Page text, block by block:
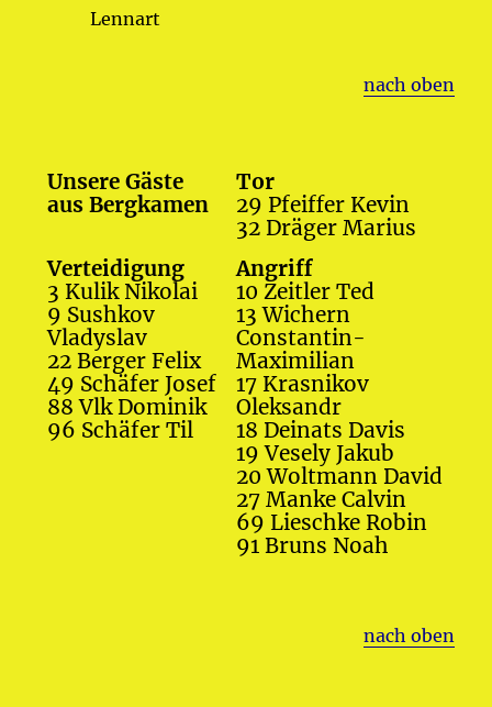
Lennart
nach oben
Unsere Gäste
aus Bergkamen
Tor
29 Pfeiffer Kevin
32 Dräger Marius
Verteidigung
3 Kulik Nikolai
9 Sushkov
Vladyslav
22 Berger Felix
49 Schäfer Josef
88 Vlk Dominik
96 Schäfer Til
Angriff
10 Zeitler Ted
13 Wichern
Constantin-
Maximilian
17 Krasnikov
Oleksandr
18 Deinats Davis
19 Vesely Jakub
20 Woltmann David
27 Manke Calvin
69 Lieschke Robin
91 Bruns Noah
nach oben